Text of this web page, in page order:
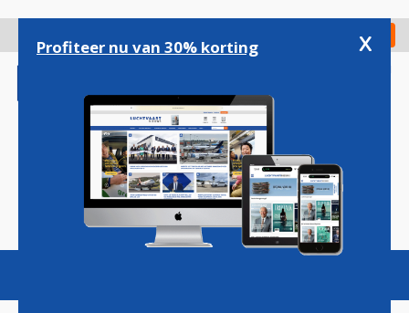
gaan
Check in
Magazine Podcasts Vacatures
Profiteer nu van 30% korting x